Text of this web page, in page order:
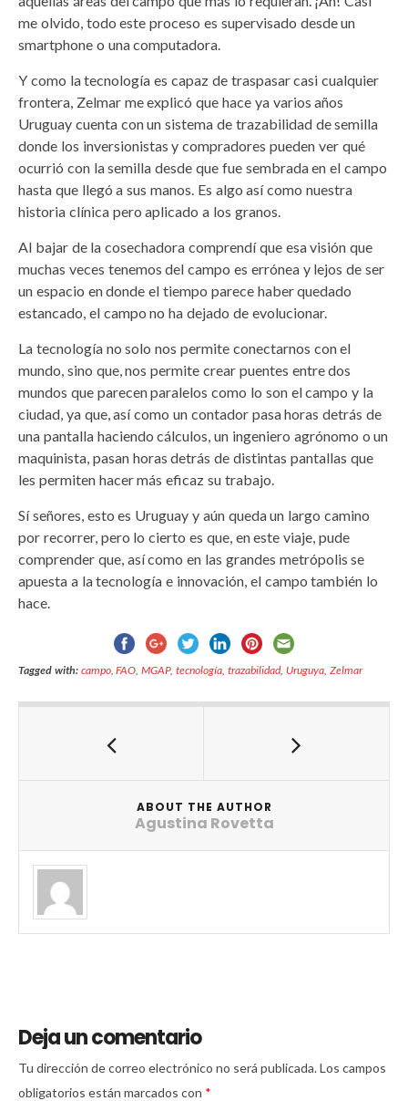
me olvido, todo este proceso es supervisado desde un
smartphone o una computadora.
Y como la tecnología es capaz de traspasar casi cualquier
frontera, Zelmar me explicó que hace ya varios años
Uruguay cuenta con un sistema de trazabilidad de semilla
donde los inversionistas y compradores pueden ver qué
ocurrió con la semilla desde que fue sembrada en el campo
hasta que llegó a sus manos. Es algo así como nuestra
historia clínica pero aplicado a los granos.
Al bajar de la cosechadora comprendí que esa visión que
muchas veces tenemos del campo es errónea y lejos de ser
un espacio en donde el tiempo parece haber quedado
estancado, el campo no ha dejado de evolucionar.
La tecnología no solo nos permite conectarnos con el
mundo, sino que, nos permite crear puentes entre dos
mundos que parecen paralelos como lo son el campo y la
ciudad, ya que, así como un contador pasa horas detrás de
una pantalla haciendo cálculos, un ingeniero agrónomo o un
maquinista, pasan horas detrás de distintas pantallas que
les permiten hacer más eficaz su trabajo.
Sí señores, esto es Uruguay y aún queda un largo camino
por recorrer, pero lo cierto es que, en este viaje, pude
comprender que, así como en las grandes metrópolis se
apuesta a la tecnología e innovación, el campo también lo
hace.
Tagged with: campo,FAO ,MGAP,tecnología trazabilidad, Uruguya, Zelmar
ABOUT THE AUTHOR
Agustina Rovetta
Deja un comentario
Tu dirección de correo electrónico no será publicada.Los campos
obligatorios están marcados con *